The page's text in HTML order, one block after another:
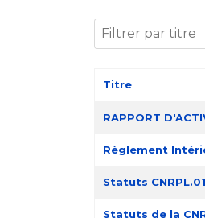
Filtrer par titre
Titre
RAPPORT
Règlement
Statuts
Statuts de la